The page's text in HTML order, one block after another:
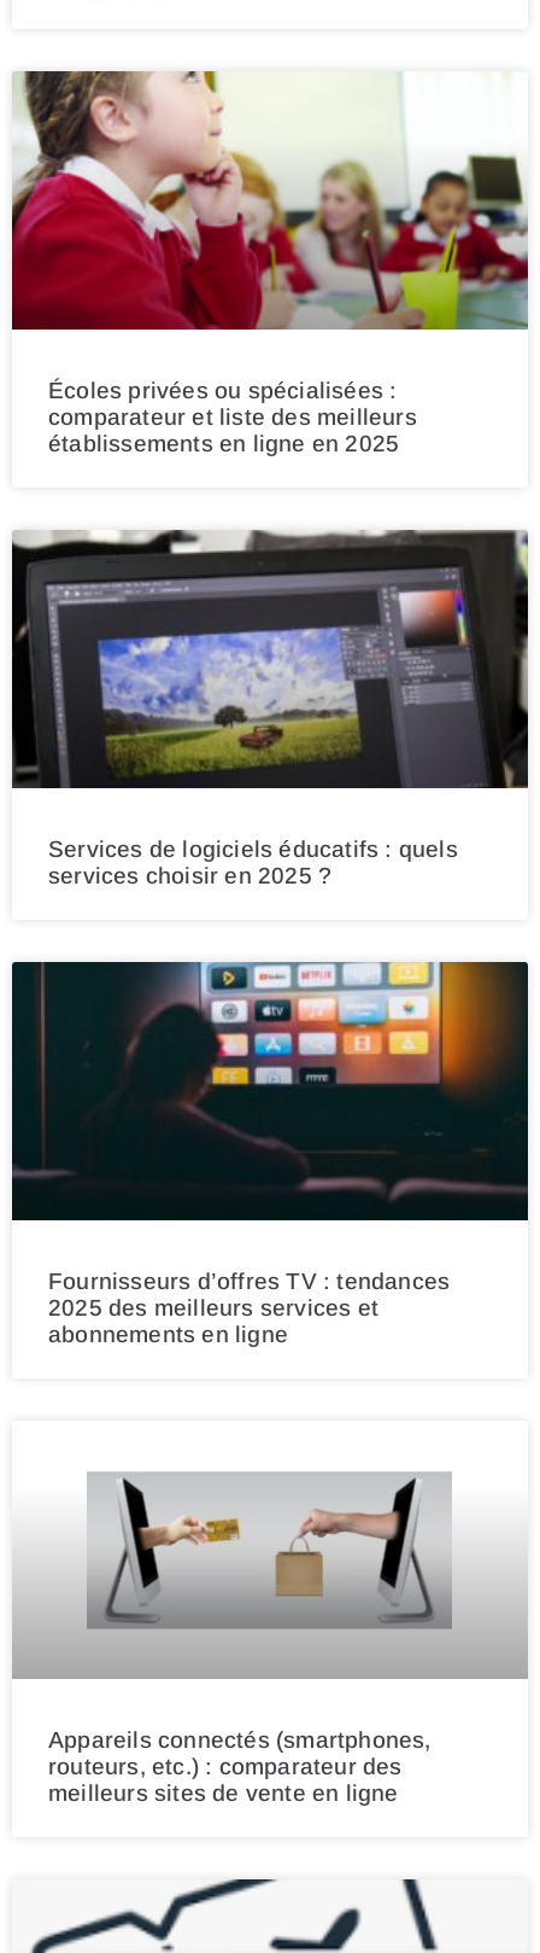
Écoles privées ou spécialisées :
comparateur et liste des meilleurs
établissements en ligne en 2025
Services de logiciels éducatifs : quels
services choisir en 2025 ?
Fournisseurs d’offres TV : tendances
2025 des meilleurs services et
abonnements en ligne
Appareils connectés (smartphones,
routeurs, etc.) : comparateur des
meilleurs sites de vente en ligne